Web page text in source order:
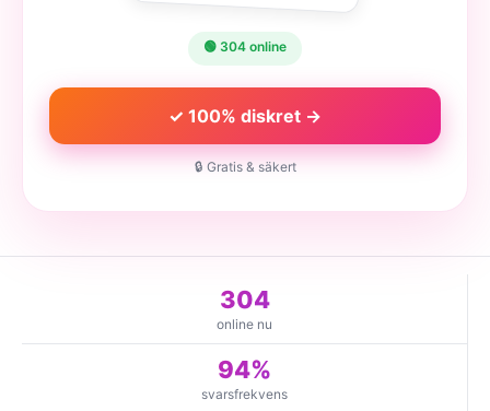
🟢 304 online
✓ 100% diskret →
🔒 Gratis & säkert
304
online nu
94%
svarsfrekvens